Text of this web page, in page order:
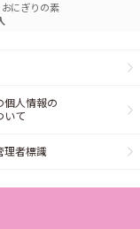
にぎりの素
個人情報の
いて
理者標識